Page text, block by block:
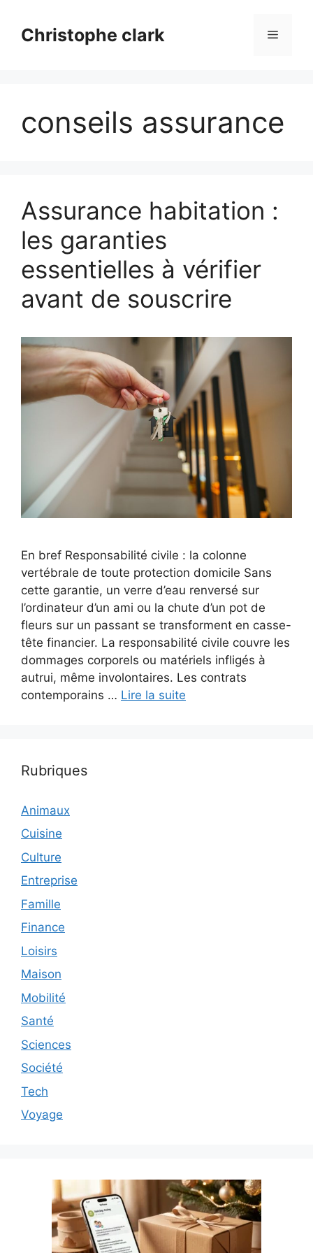
contenuChristophe clark Menu
conseils assurance
Assurance habitation :
les garanties
essentielles à vérifier
avant de souscrire
En bref Responsabilité civile : la colonne
vertébrale de toute protection domicile Sans
cette garantie, un verre d’eau renversé sur
l’ordinateur d’un ami ou la chute d’un pot de
fleurs sur un passant se transforment en casse-
tête financier. La responsabilité civile couvre les
dommages corporels ou matériels infligés à
autrui, même involontaires. Les contrats
contemporains … Lire la suite
Rubriques
Animaux
Cuisine
Culture
Entreprise
Famille
Finance
Loisirs
Maison
Mobilité
Santé
Sciences
Société
Tech
Voyage